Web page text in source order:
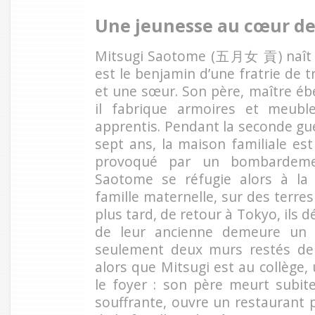
Une jeunesse au cœur
Mitsugi Saotome (五月女 貢)
est le benjamin d’une fratrie de
et une sœur. Son père, maître
il fabrique armoires et
apprentis. Pendant la seconde
sept ans, la maison familiale
provoqué par un
Saotome se réfugie alors à la
famille maternelle, sur des
plus tard, de retour à Tokyo, ils
de leur ancienne demeure
seulement deux murs restés
alors que Mitsugi est au
le foyer : son père meurt
souffrante, ouvre un restaurant